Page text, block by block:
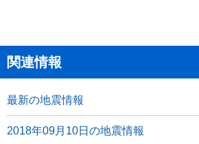
関連情報
最新の地震情報
2018年09月10日の地震情報